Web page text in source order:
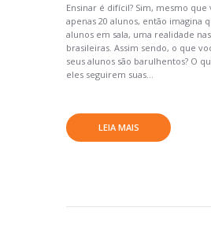
Ensinar é difícil? Sim, mesmo que
apenas 20 alunos, então imagina
alunos em sala, uma realidade
brasileiras. Assim sendo, o que
seus alunos são barulhentos? O
eles seguirem suas...
LEIA MAIS